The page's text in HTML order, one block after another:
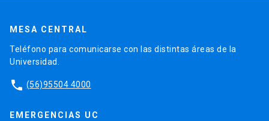
MESA CENTRAL
Teléfono para comunicarse con las distintas áreas de la
Universidad.
phone (56)95504 4000
EMERGENCIAS UC